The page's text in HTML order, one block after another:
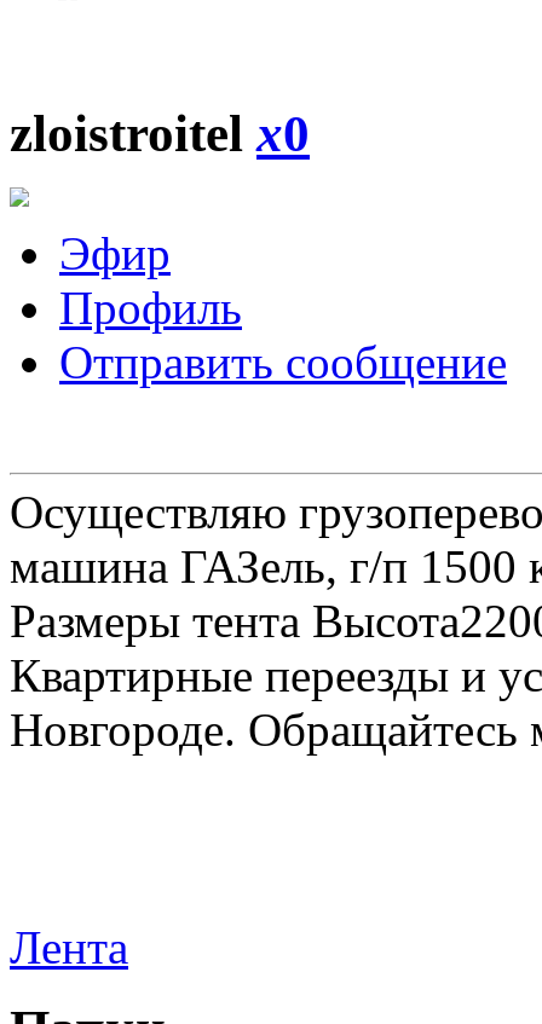
zloistroitelx0
Эфир
Профиль
Отправить сообщение
Осуществляю
машина ГАЗель, г/п 1500
Размеры тента
Квартирные переезды и
Новгороде.
Лента